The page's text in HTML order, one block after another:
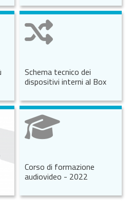
Schema tecnico dei
dispositivi interni al Box
Corso di formazione
audiovideo - 2022